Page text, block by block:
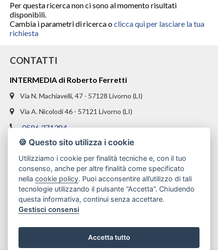
AFFITTO COMMERCIALE
CHI SIAMO
PROPONI UN IMMOBILE
RICHIEDI UNA VALUTAZIONE
CONTATTI
Per questa ricerca non ci sono al momento risultati
disponibili.
Cambia i parametri di ricerca oclicca qui per lasciare la tua
richiesta
CONTATTI
INTERMEDIA di Roberto Ferretti
Via N. Machiavelli, 47 - 57128 Livorno (LI)
Via A. Nicolodi 46 - 57121 Livorno (LI)
0586 371384
328 1654969
info@intermediaimmobiliare.com
🍪 Questo sito utilizza i cookie
Utilizziamo i cookie per finalità tecniche e, con il tuo
consenso, anche per altre finalità come specificato
nellacookie policy. Puoi acconsentire all’utilizzo di tali
tecnologie utilizzando il pulsante “Accetta”. Chiudendo
questa informativa, continui senza accettare.
Gestisci consensi
Accetta tutto